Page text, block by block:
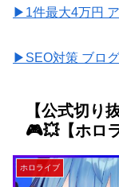
▶1件最大4万円
▶SEO対策 ブロ
【公式切り
🎮💥【ホロ
ホロライブ